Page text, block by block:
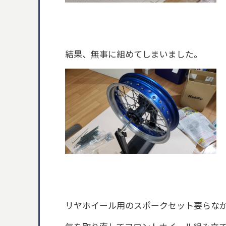
結果、無事に組めてしまいました。
リヤホイール用のスポークセット要らな